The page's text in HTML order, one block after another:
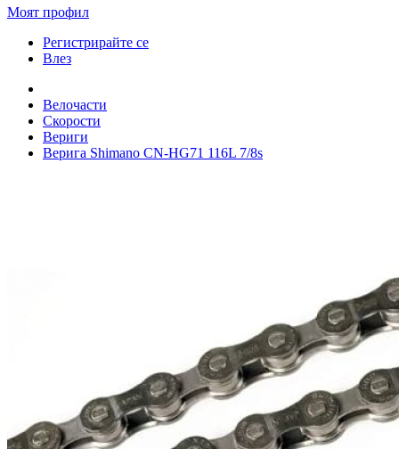
Моят профил
Регистрирайте се
Влез
Велочасти
Скорости
Вериги
Верига Shimano CN-HG71 116L 7/8s